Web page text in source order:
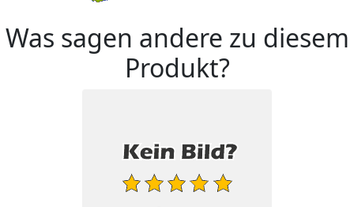
Was sagen andere zu diesem
Produkt?